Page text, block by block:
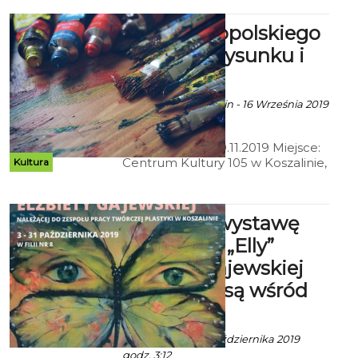
Kultura
XIV Ogólnopolskiego
Biennale Rysunku i
Malarstwa
Ala za CK 105 Koszalin - 16 Września 2019
godz. 8:02
Termin: 03.10. - 10.11.2019 Miejsce:
Centrum Kultury 105 w Koszalinie,
Wernisaż wystawę
malarstwa „Elly”
Elżbiety Gajewskiej
pt. „Anioły są wśród
nas".
Ala z mat. inf. - 3 Października 2019
godz. 3:12